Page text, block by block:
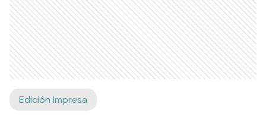
Edición Impresa